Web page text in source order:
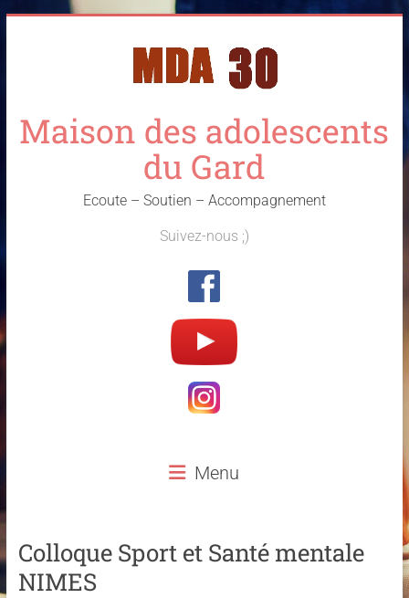
Maison des adolescents
du Gard
Ecoute – Soutien – Accompagnement
Suivez-nous ;)
Menu
Colloque Sport et Santé mentale
NIMES